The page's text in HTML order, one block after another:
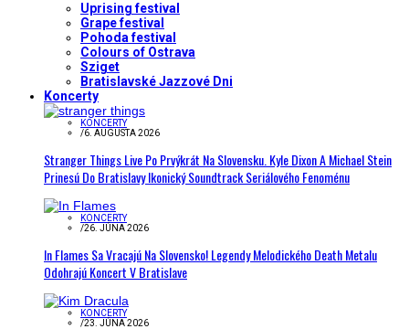
Uprising festival
Grape festival
Pohoda festival
Colours of Ostrava
Sziget
Bratislavské Jazzové Dni
Koncerty
KONCERTY
/6. AUGUSTA 2026
Stranger Things Live Po Prvýkrát Na Slovensku. Kyle Dixon A Michael Stein
Prinesú Do Bratislavy Ikonický Soundtrack Seriálového Fenoménu
KONCERTY
/26. JÚNA 2026
In Flames Sa Vracajú Na Slovensko! Legendy Melodického Death Metalu
Odohrajú Koncert V Bratislave
KONCERTY
/23. JÚNA 2026